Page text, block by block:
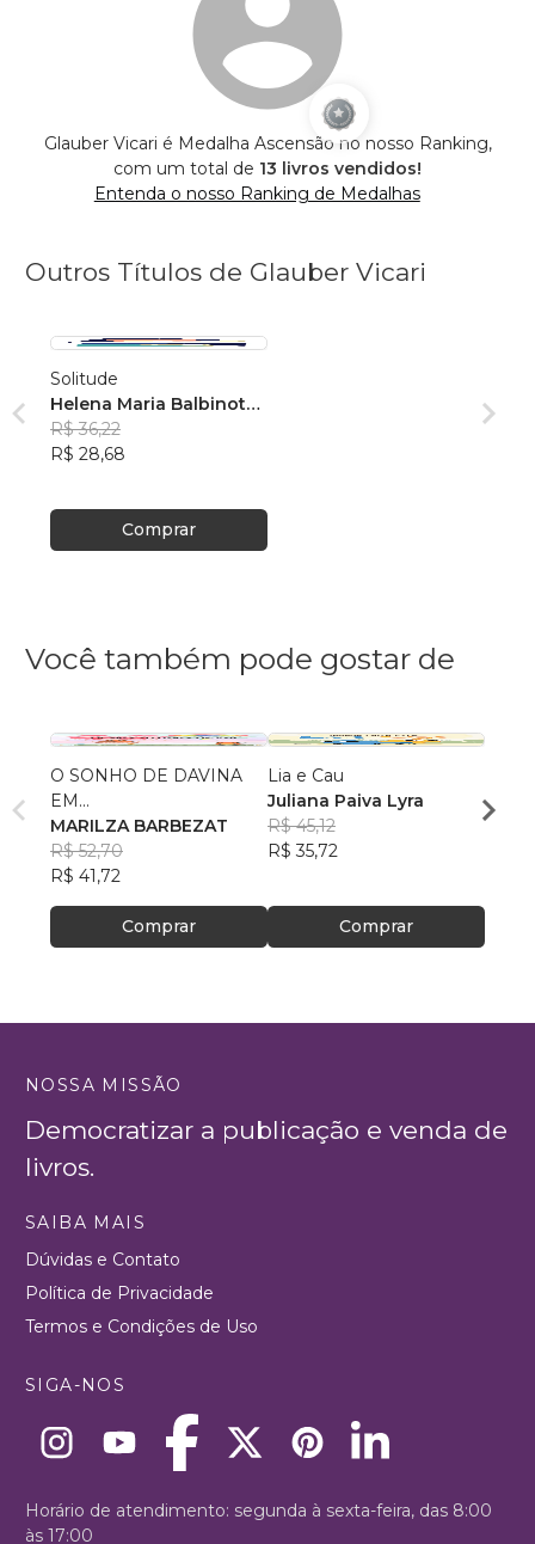
Glauber Vicari é Medalha Ascensão no nosso Ranking,
com um total de 13 livros vendidos!
Entenda o nosso Ranking de Medalhas
Outros Títulos de Glauber Vicari
Solitude
Helena Maria Balbinot
Vicari
R$ 36,22
R$ 28,68
Comprar
Você também pode gostar de
O SONHO DE DAVINA
EM...
MARILZA BARBEZAT
R$ 52,70
R$ 41,72
Comprar
Lia e Cau
Juliana Paiva Lyra
R$ 45,12
R$ 35,72
Comprar
de
NOSSA MISSÃO
Democratizar a publicação e venda de
livros.
SAIBA MAIS
Dúvidas e Contato
Política de Privacidade
Termos e Condições de Uso
SIGA-NOS
Horário de atendimento: segunda à sexta-feira, das 8:00
às 17:00